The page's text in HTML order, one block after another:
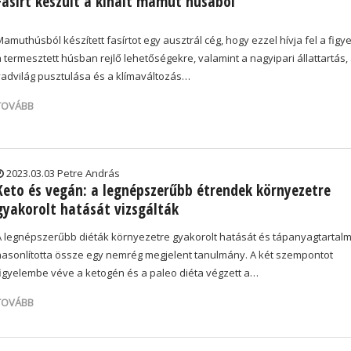
készített fasírtot egy ausztrál cég, hogy ezzel hívja fel a
termesztett húsban rejlő lehetőségekre, valamint a nagyipari állattartás,
pusztulása és a klímaváltozás…
2023.03.03 Petre András
és vegán: a legnépszerűbb étrendek környezetre
hatását vizsgálták
legnépszerűbb diéták környezetre gyakorolt hatását és
össze egy nemrég megjelent tanulmány. A két szempontot
véve a ketogén és a paleo diéta végzett a…